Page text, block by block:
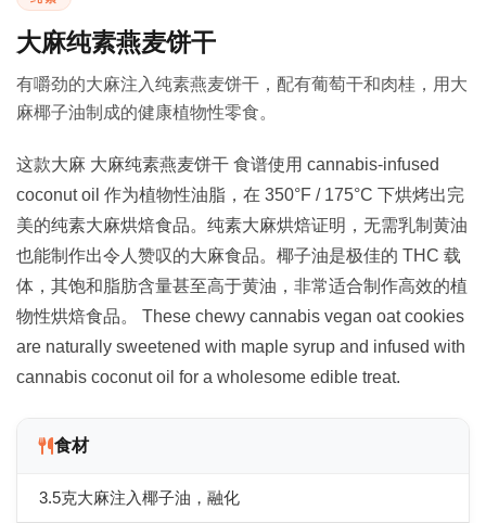
大麻纯素燕麦饼干
有嚼劲的大麻注入纯素燕麦饼干，配有葡萄干和肉桂，用大
麻椰子油制成的健康植物性零食。
这款大麻 大麻纯素燕麦饼干 食谱使用 cannabis-infused
coconut oil 作为植物性油脂，在 350°F / 175°C 下烘烤出完
美的纯素大麻烘焙食品。纯素大麻烘焙证明，无需乳制黄油
也能制作出令人赞叹的大麻食品。椰子油是极佳的 THC 载
体，其饱和脂肪含量甚至高于黄油，非常适合制作高效的植
物性烘焙食品。 These chewy cannabis vegan oat cookies
are naturally sweetened with maple syrup and infused with
cannabis coconut oil for a wholesome edible treat.
食材
3.5克大麻注入椰子油，融化